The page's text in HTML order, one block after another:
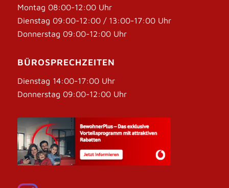
Montag 08:00-12:00 Uhr
Dienstag 09:00-12:00 / 13:00-17:00 Uhr
Donnerstag 09:00-12:00 Uhr
BÜROSPRECHZEITEN
Dienstag 14:00-17:00 Uhr
Donnerstag 09:00-12:00 Uhr